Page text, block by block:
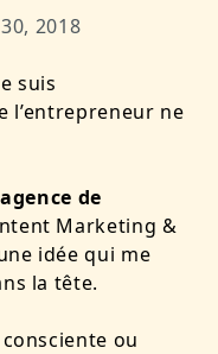
2018
suis
l’entrepreneur ne
de
Marketing &
idée qui me
la tête.
ou